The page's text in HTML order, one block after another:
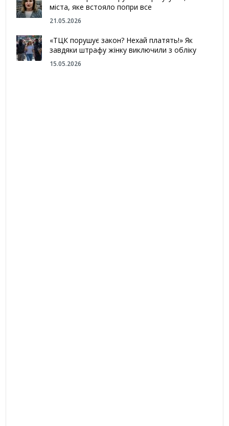
міста, яке встояло попри все
21.05.2026
«ТЦК порушує закон? Нехай платять!» Як
завдяки штрафу жінку виключили з обліку
15.05.2026